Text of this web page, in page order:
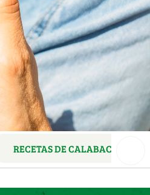
RECETAS DE CALABACINES